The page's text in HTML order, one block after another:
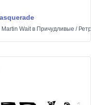
Martin Waitв Причудливые /